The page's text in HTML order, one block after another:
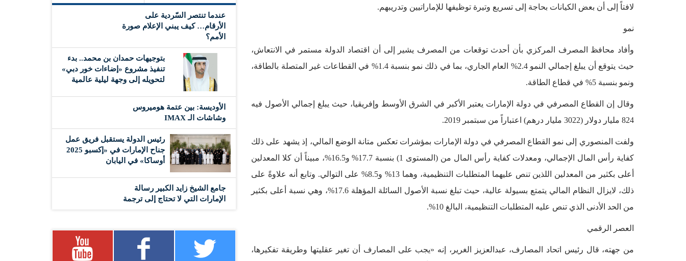
لافتاً إلى أن بعض الكيانات بحاجة إلى تسريع وتيرة توظيفها للإماراتيين وتدريبهم.
نمو
وأفاد محافظ المصرف المركزي بأن أحدث توقعات من المصرف يشير إلى أن اقتصاد الدولة مستمر في الانتعاش،
حيث يتوقع أن يبلغ إجمالي النمو 2.4% العام الجاري، بما في ذلك نمو بنسبة 1.4% في القطاعات غير المتصلة بالطاقة،
ونمو بنسبة 5% في قطاع الطاقة.
وقال إن القطاع المصرفي في دولة الإمارات يعتبر الأكبر في الشرق الأوسط وإفريقيا، حيث يبلغ إجمالي الأصول فيه
824 مليار دولار (3022 مليار درهم) اعتباراً من سبتمبر 2019.
ولفت المنصوري إلى نمو القطاع المصرفي في دولة الإمارات بمؤشرات تعكس متانة الوضع المالي، إذ يشهد على ذلك
كفاية رأس المال الإجمالي، ومعدلات كفاية رأس المال من (المستوى 1) بنسبة 17.7% و16.5%، مبيناً أن كلا المعدلين
أعلى بكثير من المعدلين اللذين تنص عليهما المتطلبات التنظيمية، وهما 13% و8.5% على التوالي. وتابع أنه علاوةً على
ذلك، لايزال النظام المالي يتمتع بسيولة عالية، حيث تبلغ نسبة الأصول السائلة المؤهلة 17.6%، وهي نسبة أعلى بكثير
من الحد الأدنى الذي تنص عليه المتطلبات التنظيمية، البالغ 10%.
العصر الرقمي
من جهته، قال رئيس اتحاد المصارف، عبدالعزيز الغرير، إنه «يجب على المصارف أن تغير عقليتها وطريقة تفكيرها،
عندما تنتصر السّردية على
الأرقام… كيف يبني الإعلام صورة
الأمم؟
بتوجيهات حمدان بن محمد.. بدء
تنفيذ مشروع «إضاءات خور دبي»
لتحويله إلى وجهة ليلية عالمية
الأوديسة: بين عتمة هوميروس
وشاشات الـ IMAX
رئيس الدولة يستقبل فريق عمل
جناح الإمارات في «إكسبو 2025
أوساكا» في اليابان
جامع الشيخ زايد الكبير رسالة
الإمارات التي لا تحتاج إلى ترجمة